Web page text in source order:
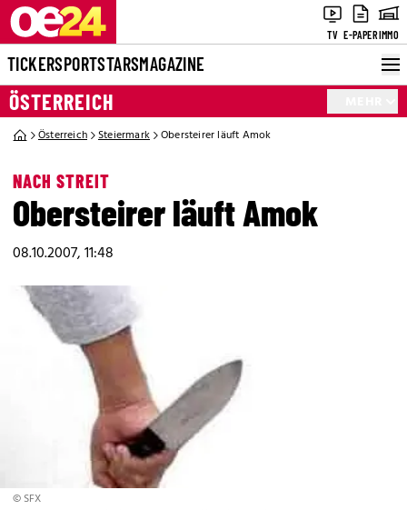
TV E-PAPERIMMO
TICKERSPORTSTARSMAGAZINE
ÖSTERREICH
Österreich Steiermark Obersteirer läuft Amok
NACH STREIT
Obersteirer läuft Amok
08.10.2007, 11:48
© SFX